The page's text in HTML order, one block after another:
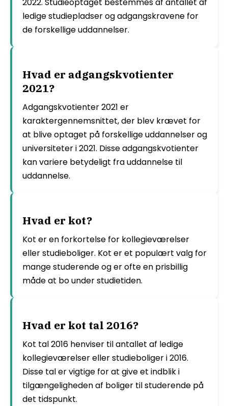
ledige studiepladser og adgangskravene for
de forskellige uddannelser.
Hvad er adgangskvotienter
2021?
Adgangskvotienter 2021 er
karaktergennemsnittet, der blev krævet for
at blive optaget på forskellige uddannelser og
universiteter i 2021. Disse adgangskvotienter
kan variere betydeligt fra uddannelse til
uddannelse.
Hvad er kot?
Kot er en forkortelse for kollegieværelser
eller studieboliger. Kot er et populært valg for
mange studerende og er ofte en prisbillig
måde at bo under studietiden.
Hvad er kot tal 2016?
Kot tal 2016 henviser til antallet af ledige
kollegieværelser eller studieboliger i 2016.
Disse tal er vigtige for at give et indblik i
tilgængeligheden af boliger til studerende på
det tidspunkt.